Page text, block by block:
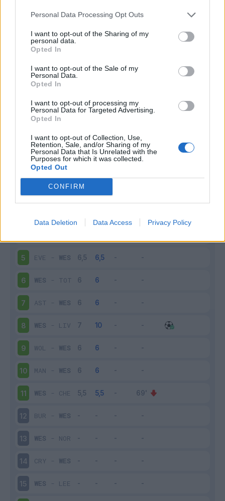
Personal Data Processing Opt Outs
I want to opt-out of the Sharing of my
personal data.
Opted In
I want to opt-out of the Sale of my
Personal Data.
Opted In
I want to opt-out of processing my
Personal Data for Targeted Advertising.
Opted In
I want to opt-out of Collection, Use,
Retention, Sale, and/or Sharing of my
Personal Data that Is Unrelated with the
Purposes for which it was collected.
Opted Out
CONFIRM
Data Deletion Data Access Privacy Policy
Infortunato 0 - 0%
Inutilizzato
Scarica riepilogo
stagionale
Giornata Voto FV Entrato Uscito Bonus/Malus
SOU-WES
-MAN
5 EVE - WES
6 WES - TOT
7 AST - WES
8 WES - LIV
9 WOL - WES
10 MAN - WES
11 WES - CHE
12 BUR - WES
13 WES - NOR
14 CRY - WES
15 WES - LEE